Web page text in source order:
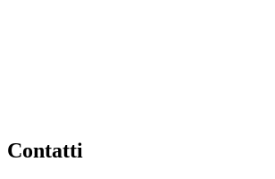
Contatti